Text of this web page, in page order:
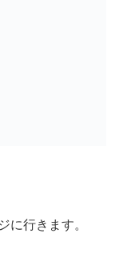
に行きます。